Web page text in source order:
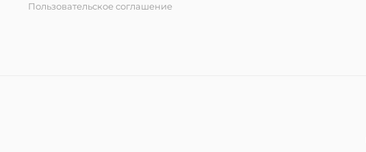
Пользовательское соглашение